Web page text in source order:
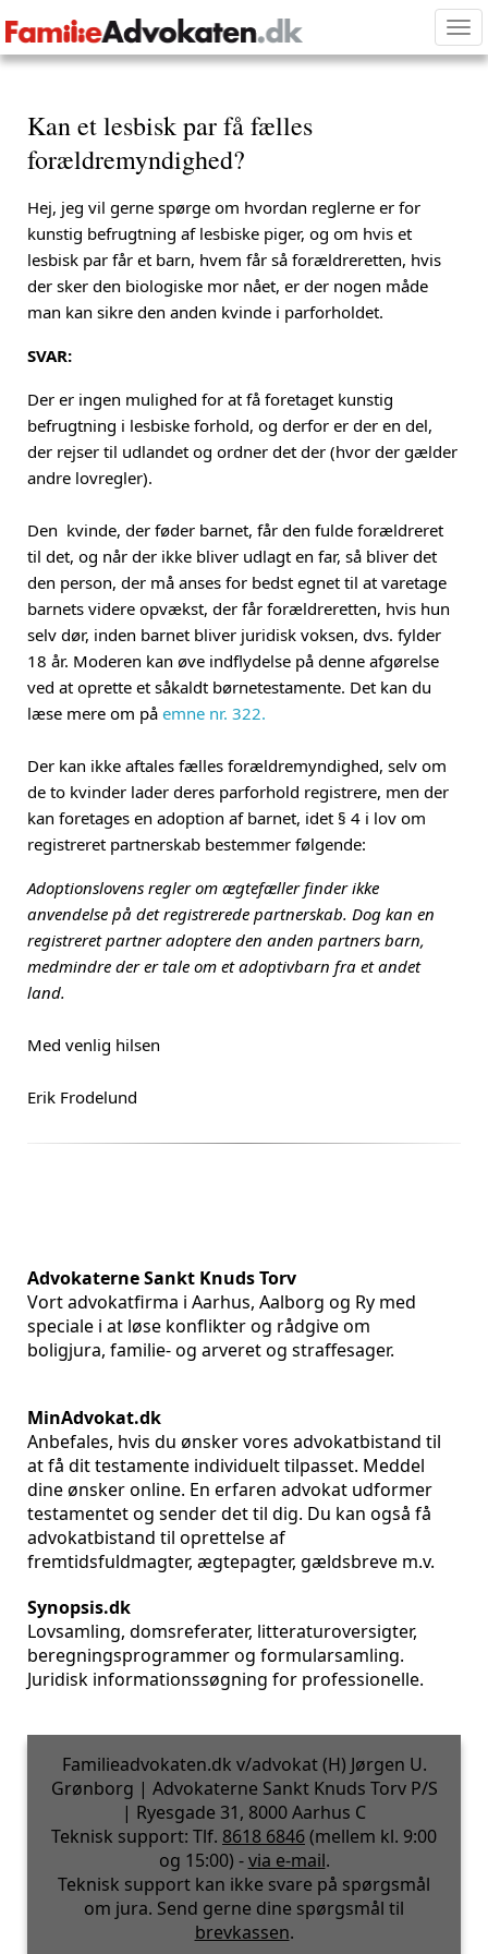
Kan et lesbisk par få fælles
forældremyndighed?
Hej, jeg vil gerne spørge om hvordan reglerne er for
kunstig befrugtning af lesbiske piger, og om hvis et
lesbisk par får et barn, hvem får så forældreretten, hvis
der sker den biologiske mor nået, er der nogen måde
man kan sikre den anden kvinde i parforholdet.
SVAR:
Der er ingen mulighed for at få foretaget kunstig
befrugtning i lesbiske forhold, og derfor er der en del,
der rejser til udlandet og ordner det der (hvor der gælder
andre lovregler).
Den kvinde, der føder barnet, får den fulde forældreret
til det, og når der ikke bliver udlagt en far, så bliver det
den person, der må anses for bedst egnet til at varetage
barnets videre opvækst, der får forældreretten, hvis hun
selv dør, inden barnet bliver juridisk voksen, dvs. fylder
18 år. Moderen kan øve indflydelse på denne afgørelse
ved at oprette et såkaldt børnetestamente. Det kan du
læse mere om på emne nr. 322.
Der kan ikke aftales fælles forældremyndighed, selv om
de to kvinder lader deres parforhold registrere, men der
kan foretages en adoption af barnet, idet § 4 i lov om
registreret partnerskab bestemmer følgende:
Adoptionslovens regler om ægtefæller finder ikke
anvendelse på det registrerede partnerskab. Dog kan en
registreret partner adoptere den anden partners barn,
medmindre der er tale om et adoptivbarn fra et andet
land.
Med venlig hilsen
Erik Frodelund
Advokaterne Sankt Knuds Torv
Vort advokatfirma i Aarhus, Aalborg og Ry med
speciale i at løse konflikter og rådgive om
boligjura, familie- og arveret og straffesager.
MinAdvokat.dk
Anbefales, hvis du ønsker vores advokatbistand til
at få dit testamente individuelt tilpasset. Meddel
dine ønsker online. En erfaren advokat udformer
testamentet og sender det til dig. Du kan også få
advokatbistand til oprettelse af
fremtidsfuldmagter, ægtepagter, gældsbreve m.v.
Synopsis.dk
Lovsamling, domsreferater, litteraturoversigter,
beregningsprogrammer og formularsamling.
Juridisk informationssøgning for professionelle.
Familieadvokaten.dk v/advokat (H) Jørgen U.
Grønborg | Advokaterne Sankt Knuds Torv P/S
| Ryesgade 31, 8000 Aarhus C
Teknisk support: Tlf. 8618 6846(mellem kl. 9:00
og 15:00) -via e-mail.
Teknisk support kan ikke svare på spørgsmål
om jura. Send gerne dine spørgsmål til
brevkassen.